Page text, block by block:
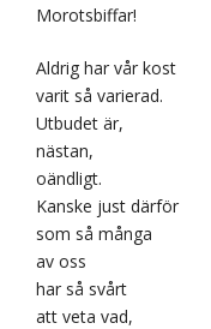
Morotsbiffar!
Aldrig har vår kost
varit så varierad.
Utbudet är,
nästan,
oändligt.
Kanske just därför
som så många
av oss
har så svårt
att veta vad,